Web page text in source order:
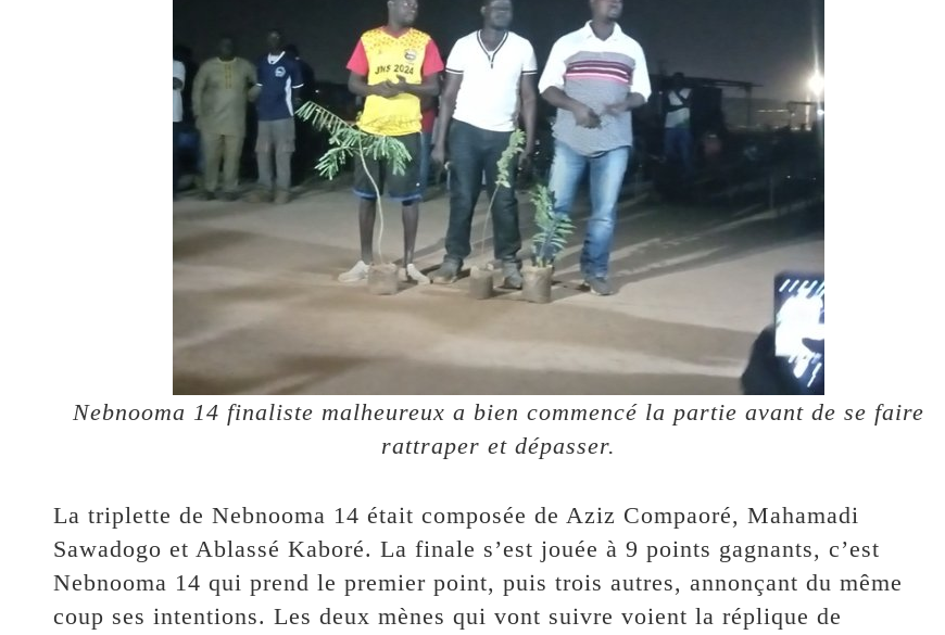
Nebnooma 14 finaliste malheureux a bien commencé la partie avant de se faire
rattraper et dépasser.
La triplette de Nebnooma 14 était composée de Aziz Compaoré, Mahamadi
Sawadogo et Ablassé Kaboré. La finale s’est jouée à 9 points gagnants, c’est
Nebnooma 14 qui prend le premier point, puis trois autres, annonçant du même
coup ses intentions. Les deux mènes qui vont suivre voient la réplique de